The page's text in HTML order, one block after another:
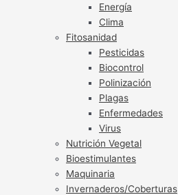
Energía
Clima
Fitosanidad
Pesticidas
Biocontrol
Polinización
Plagas
Enfermedades
Virus
Nutrición Vegetal
Bioestimulantes
Maquinaria
Invernaderos/Coberturas